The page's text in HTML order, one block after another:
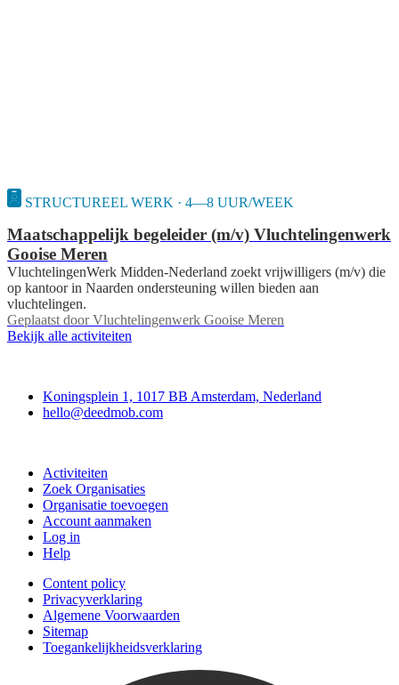
STRUCTUREEL WERK · 4—8 UUR/WEEK
Maatschappelijk begeleider (m/v) Vluchtelingenwerk
Gooise Meren
VluchtelingenWerk Midden-Nederland zoekt vrijwilligers (m/v) die
op kantoor in Naarden ondersteuning willen bieden aan
vluchtelingen.
Geplaatst door Vluchtelingenwerk Gooise Meren
Bekijk alle activiteiten
Koningsplein 1, 1017 BB Amsterdam, Nederland
hello@deedmob.com
Activiteiten
Zoek Organisaties
Organisatie toevoegen
Account aanmaken
Log in
Help
Content policy
Privacyverklaring
Algemene Voorwaarden
Sitemap
Toegankelijkheidsverklaring